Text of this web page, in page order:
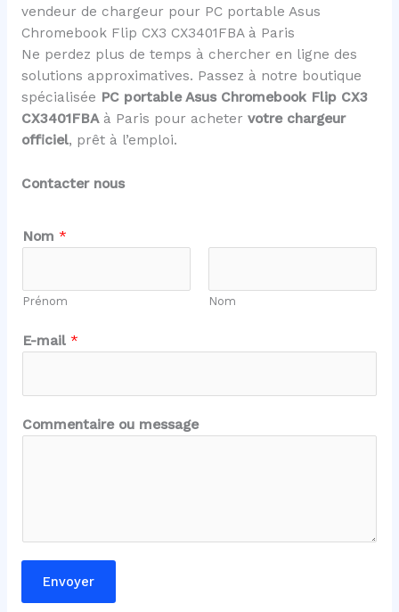
vendeur de chargeur pour PC portable Asus
Chromebook Flip CX3 CX3401FBA à Paris
Ne perdez plus de temps à chercher en ligne des
solutions approximatives. Passez à notre boutique
spécialisée PC portable Asus Chromebook Flip CX3
CX3401FBAà Paris pour acheter votre chargeur
officiel, prêt à l’emploi.
Contacter nous
Nom *
Prénom Nom
E-mail *
*
a
g
Commentaire ou message
Envoyer